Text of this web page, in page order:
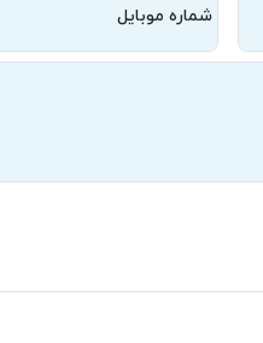
شماره موبایل